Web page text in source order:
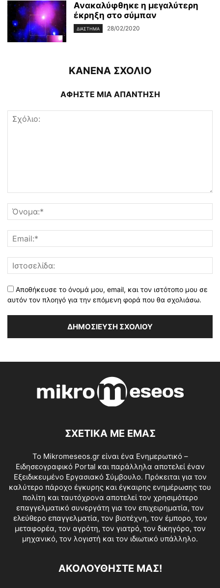
Ανακαλύφθηκε η μεγαλύτερη
έκρηξη στο σύμπαν
ΔΙΆΣΤΗΜΑ 28/02/2020
ΚΑΝΕΝΑ ΣΧΟΛΙΟ
ΑΦΗΣΤΕ ΜΙΑ ΑΠΑΝΤΗΣΗ
Αποθήκευσε το όνομά μου, email, και τον ιστότοπο μου σε
αυτόν τον πλοηγό για την επόμενη φορά που θα σχολιάσω.
ΣΧΕΤΙΚΑ ΜΕ ΕΜΑΣ
Το Mikromeseos.gr είναι ένα Ενημερωτικό –
Ειδησεογραφικό Portal και παράλληλα αποτελεί έναν
Εξειδικευμένο Εργασιακό Σύμβουλο. Πρόκειται για τον
καλύτερο πάροχο έγκυρης και έγκαιρης ενημέρωσης του
πολίτη και ταυτόχρονα αποτελεί τον χρησιμότερο
επαγγελματικό συνεργάτη για τον επιχειρηματία, τον
ελεύθερο επαγγελματία, τον βιοτέχνη, τον έμπορο, τον
μεταφορέα, τον αγρότη, τον γιατρό, τον δικηγόρο, τον
μηχανικό, τον λογιστή και τον ιδιωτικό υπάλληλο.
ΑΚΟΛΟΥΘΗΣΤΕ ΜΑΣ!